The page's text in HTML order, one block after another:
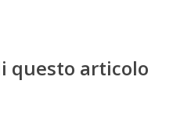
questo articolo